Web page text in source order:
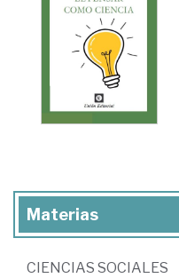
Materias
CIENCIAS SOCIALES